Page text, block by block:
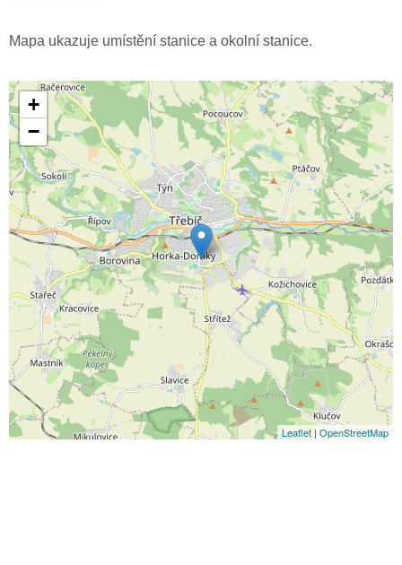
Mapa ukazuje umístění stanice a okolní stanice.
+
−
Leaflet | OpenStreetMap